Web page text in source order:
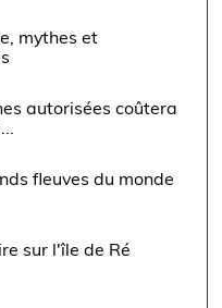
mythes et
autorisées coûtera
fleuves du monde
sur l'île de Ré